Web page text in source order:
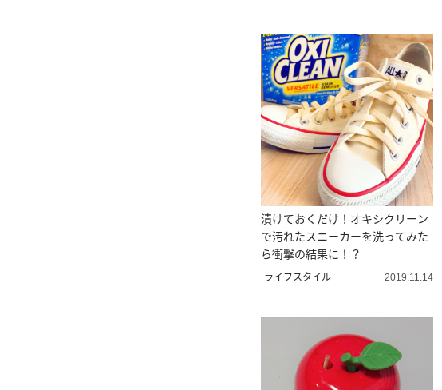
漬けておくだけ！オキシクリーン
で汚れたスニーカーを洗ってみた
ら衝撃の結果に！？
ライフスタイル 2019.11.14